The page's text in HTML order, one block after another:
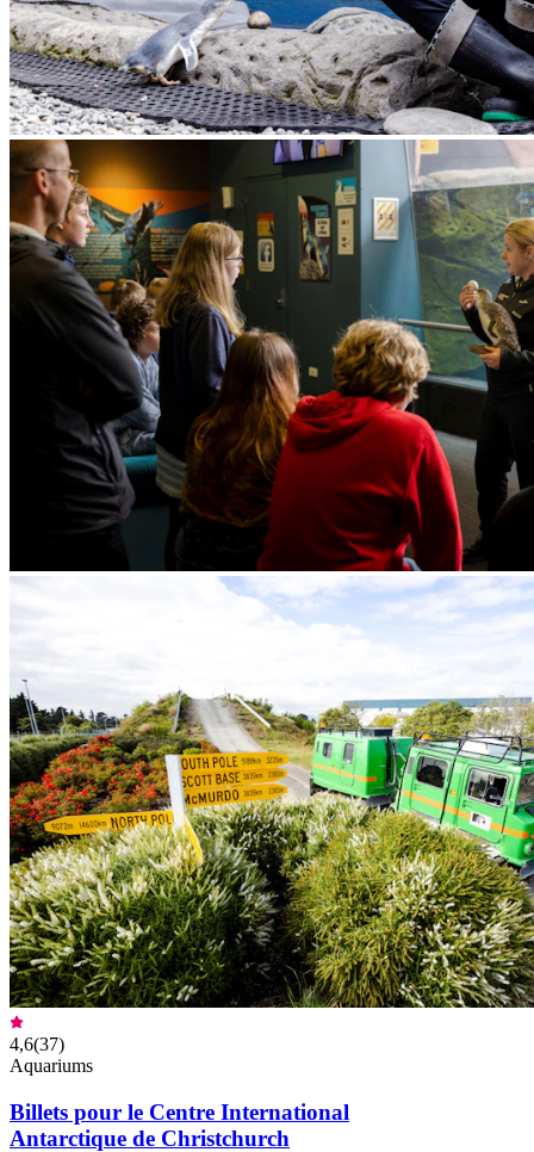
4,6(37)
Aquariums
Billets pour le Centre International
Antarctique de Christchurch